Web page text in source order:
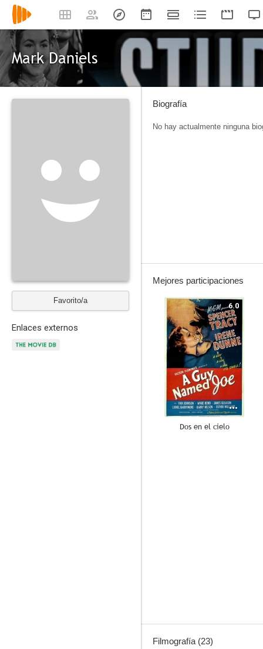
Mark Daniels
Favorito/a
Enlaces externos
Biografía
No hay actualmente ninguna
Mejores participaciones
6.0
Dos en el cielo
Filmografía (23)